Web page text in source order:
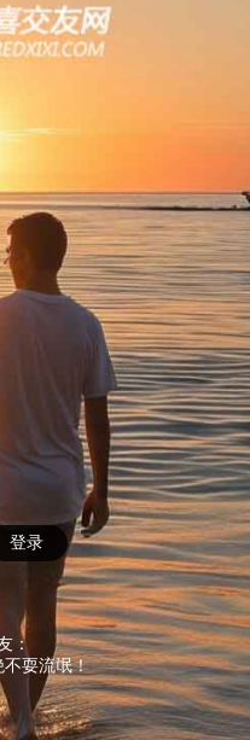
登录
：
不耍流氓！